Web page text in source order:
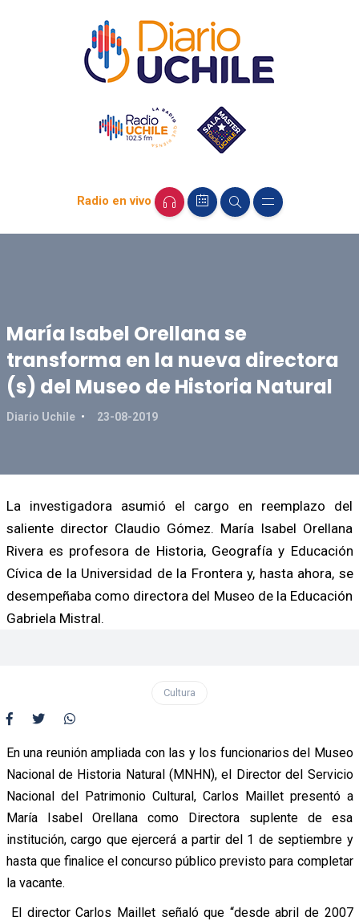
Radio en vivo
María Isabel Orellana se
transforma en la nueva directora
(s) del Museo de Historia Natural
Diario Uchile 23-08-2019
La investigadora asumió el cargo en reemplazo del
saliente director Claudio Gómez. María Isabel Orellana
Rivera es profesora de Historia, Geografía y Educación
Cívica de la Universidad de la Frontera y, hasta ahora, se
desempeñaba como directora del Museo de la Educación
Gabriela Mistral.
Cultura
En una reunión ampliada con las y los funcionarios del Museo
Nacional de Historia Natural (MNHN), el Director del Servicio
Nacional del Patrimonio Cultural, Carlos Maillet presentó a
María Isabel Orellana como Directora suplente de esa
institución, cargo que ejercerá a partir del 1 de septiembre y
hasta que finalice el concurso público previsto para completar
la vacante.
El director Carlos Maillet señaló que “desde abril de 2007